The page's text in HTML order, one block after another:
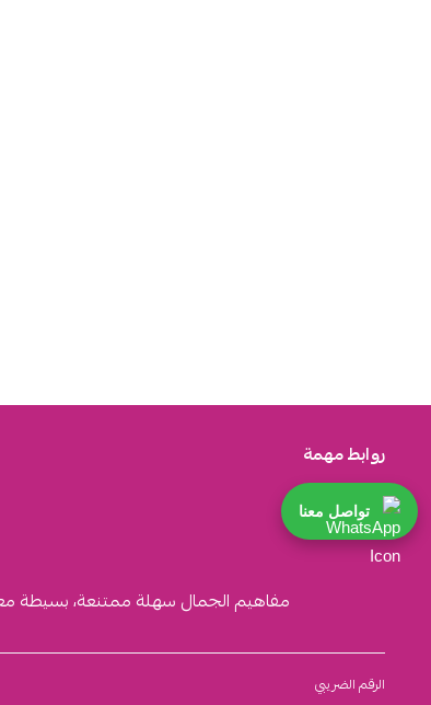
روابط مهمة
مفاهيم الجمال سهلة ممتنعة، بسيطة
الرقم الضريبي
تواصل معنا